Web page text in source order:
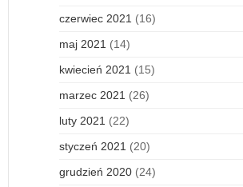
czerwiec 2021 (16)
maj 2021 (14)
kwiecień 2021 (15)
marzec 2021 (26)
luty 2021 (22)
styczeń 2021 (20)
grudzień 2020 (24)